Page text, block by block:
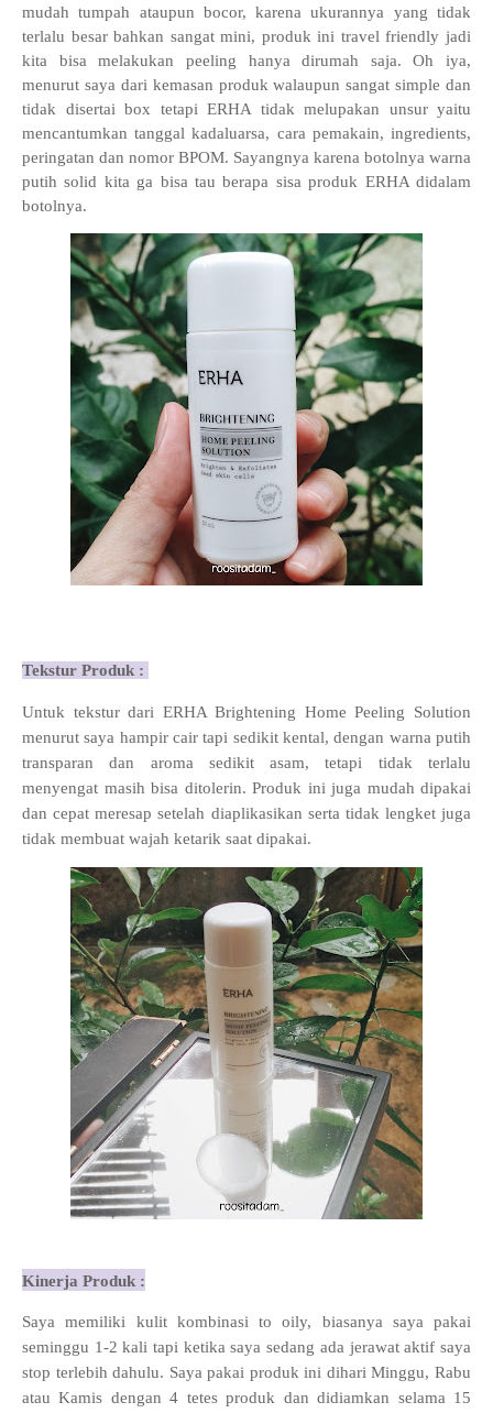
mudah tumpah ataupun bocor, karena ukurannya yang tidak
terlalu besar bahkan sangat mini, produk ini travel friendly jadi
kita bisa melakukan peeling hanya dirumah saja. Oh iya,
menurut saya dari kemasan produk walaupun sangat simple dan
tidak disertai box tetapi ERHA tidak melupakan unsur yaitu
mencantumkan tanggal kadaluarsa, cara pemakain, ingredients,
peringatan dan nomor BPOM. Sayangnya karena botolnya warna
putih solid kita ga bisa tau berapa sisa produk ERHA didalam
botolnya.
Tekstur Produk :
Untuk tekstur dari ERHA Brightening Home Peeling Solution
menurut saya hampir cair tapi sedikit kental, dengan warna putih
transparan dan aroma sedikit asam, tetapi tidak terlalu
menyengat masih bisa ditolerin. Produk ini juga mudah dipakai
dan cepat meresap setelah diaplikasikan serta tidak lengket juga
tidak membuat wajah ketarik saat dipakai.
Kinerja Produk :
Saya memiliki kulit kombinasi to oily, biasanya saya pakai
seminggu 1-2 kali tapi ketika saya sedang ada jerawat aktif saya
stop terlebih dahulu. Saya pakai produk ini dihari Minggu, Rabu
atau Kamis dengan 4 tetes produk dan didiamkan selama 15